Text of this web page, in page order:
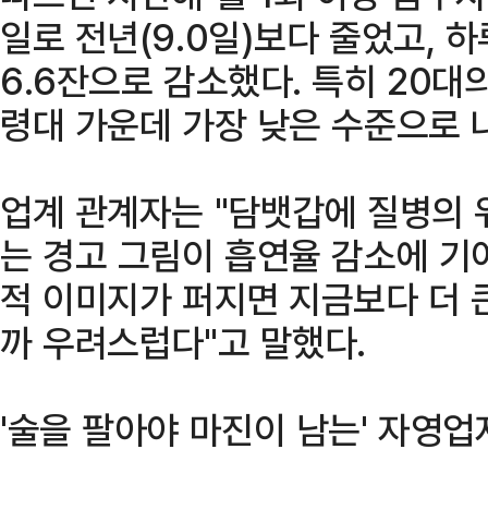
일로 전년(9.0일)보다 줄었고,
6.6잔으로 감소했다. 특히 20대
령대 가운데 가장 낮은 수준으로
업계 관계자는 "담뱃갑에 질병의
는 경고 그림이 흡연율 감소에
적 이미지가 퍼지면 지금보다 더
까 우려스럽다"고 말했다.
'술을 팔아야 마진이 남는' 자영